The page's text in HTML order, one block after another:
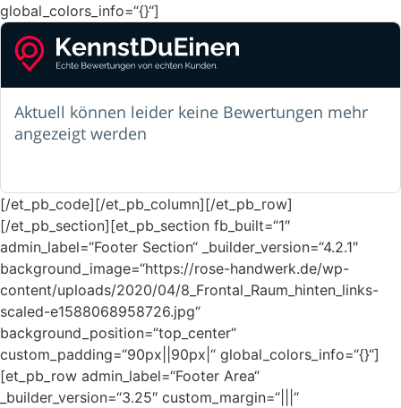
global_colors_info=“{}“]
Aktuell können leider keine Bewertungen mehr
angezeigt werden
[/et_pb_code][/et_pb_column][/et_pb_row]
[/et_pb_section][et_pb_section fb_built=“1″
admin_label=“Footer Section“ _builder_version=“4.2.1″
background_image=“https://rose-handwerk.de/wp-
content/uploads/2020/04/8_Frontal_Raum_hinten_links-
scaled-e1588068958726.jpg“
background_position=“top_center“
custom_padding=“90px||90px|“ global_colors_info=“{}“]
[et_pb_row admin_label=“Footer Area“
_builder_version=“3.25″ custom_margin=“|||“